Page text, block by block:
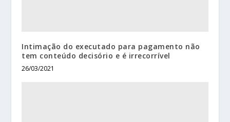
Intimação do executado para pagamento não
tem conteúdo decisório e é irrecorrível
26/03/2021